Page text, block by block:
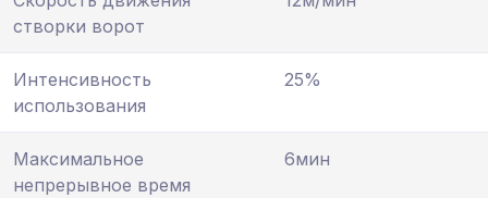
створки ворот
Интенсивность
использования
25%
Максимальное
непрерывное время
6мин